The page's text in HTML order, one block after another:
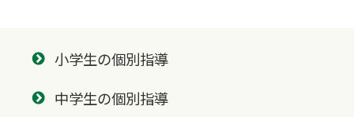
小学生の個別指導
中学生の個別指導